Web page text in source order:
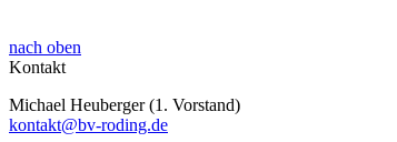
nach oben
Kontakt
Michael Heuberger (1. Vorstand)
kontakt@bv-roding.de